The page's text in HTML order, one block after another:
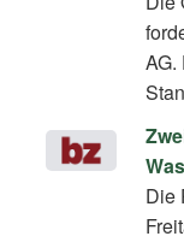
AG.
Die